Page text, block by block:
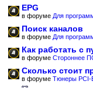
EPG
в форуме Для
Поиск каналов
в форуме Для
Как работать с
в форуме Стороннее
Сколько стоит
в форуме Тюнеры PCI-